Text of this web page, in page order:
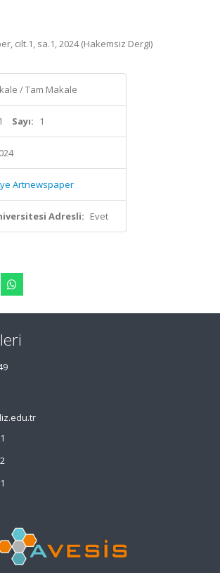
cilt.1, sa.1, 2024 (Hakemsiz Dergi)
/ Tam Makale
1 Sayı: 1
Artnewspaper
Adresli: Evet